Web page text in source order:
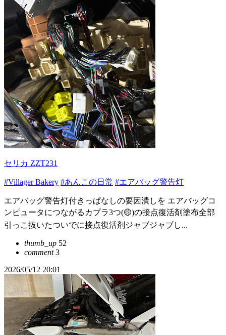
セリカ ZZT231
#Villager Bakery #あんこの日常 #エアバッグ警告灯
エアバッグ警告灯付きっぱなしの要因潰しを エアバッグコ
ンピュータにつながるカプラ3つ(🟡)の接点復活剤塗布全部
引っこ抜いたついでに接点復活剤ジャブジャブし...
thumb_up 52
comment3
2026/05/12 20:01